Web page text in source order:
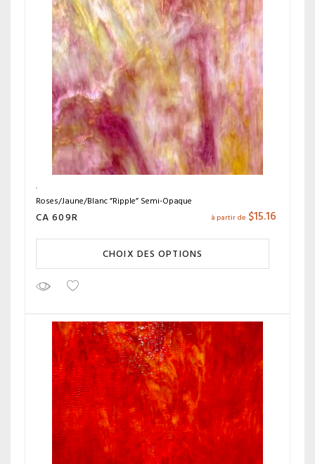
Roses/Jaune/Blanc ”Ripple” Semi-Opaque
CA 609R à partir de $15.16
CHOIX DES OPTIONS